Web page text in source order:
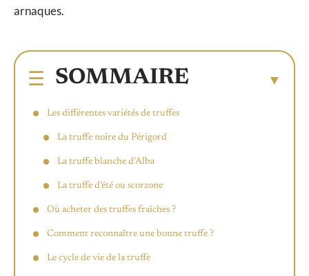
arnaques.
SOMMAIRE
Les différentes variétés de truffes
La truffe noire du Périgord
La truffe blanche d’Alba
La truffe d’été ou scorzone
Où acheter des truffes fraîches ?
Comment reconnaître une bonne truffe ?
Le cycle de vie de la truffe